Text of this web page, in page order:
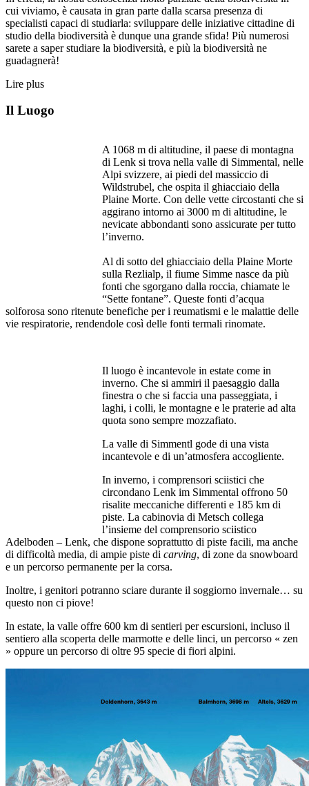
cui viviamo, è causata in gran parte dalla scarsa presenza di
specialisti capaci di studiarla: sviluppare delle iniziative cittadine di
studio della biodiversità è dunque una grande sfida! Più numerosi
sarete a saper studiare la biodiversità, e più la biodiversità ne
guadagnerà!
Lire plus
Il Luogo
A 1068 m di altitudine, il paese di montagna
di Lenk si trova nella valle di Simmental, nelle
Alpi svizzere, ai piedi del massiccio di
Wildstrubel, che ospita il ghiacciaio della
Plaine Morte. Con delle vette circostanti che si
aggirano intorno ai 3000 m di altitudine, le
nevicate abbondanti sono assicurate per tutto
l’inverno.
Al di sotto del ghiacciaio della Plaine Morte
sulla Rezlialp, il fiume Simme nasce da più
fonti che sgorgano dalla roccia, chiamate le
“Sette fontane”. Queste fonti d’acqua
solforosa sono ritenute benefiche per i reumatismi e le malattie delle
vie respiratorie, rendendole così delle fonti termali rinomate.
Il luogo è incantevole in estate come in
inverno. Che si ammiri il paesaggio dalla
finestra o che si faccia una passeggiata, i
laghi, i colli, le montagne e le praterie ad alta
quota sono sempre mozzafiato.
La valle di Simmentl gode di una vista
incantevole e di un’atmosfera accogliente.
In inverno, i comprensori sciistici che
circondano Lenk im Simmental offrono 50
risalite meccaniche differenti e 185 km di
piste. La cabinovia di Metsch collega
l’insieme del comprensorio sciistico
Adelboden – Lenk, che dispone soprattutto di piste facili, ma anche
di difficoltà media, di ampie piste di carving, di zone da snowboard
e un percorso permanente per la corsa.
Inoltre, i genitori potranno sciare durante il soggiorno invernale… su
questo non ci piove!
In estate, la valle offre 600 km di sentieri per escursioni, incluso il
sentiero alla scoperta delle marmotte e delle linci, un percorso « zen
» oppure un percorso di oltre 95 specie di fiori alpini.